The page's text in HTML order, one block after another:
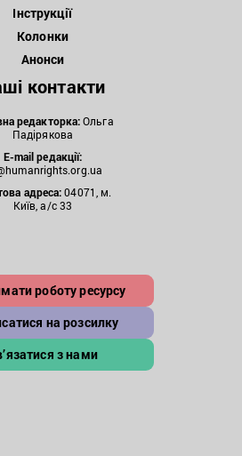
Інструкції
Колонки
Анонси
контакти
редакторка:Ольга
Падірякова
E-mail редакції:
адреса:04071, м.
Київ, а/с 33
роботу ресурсу
на розсилку
з нами